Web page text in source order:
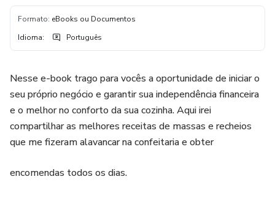
Formato: eBooks ou Documentos
Idioma: Português
Nesse e-book trago para vocês a oportunidade de iniciar o
seu próprio negócio e garantir sua independência financeira
e o melhor no conforto da sua cozinha. Aqui irei
compartilhar as melhores receitas de massas e recheios
que me fizeram alavancar na confeitaria e obter
encomendas todos os dias.